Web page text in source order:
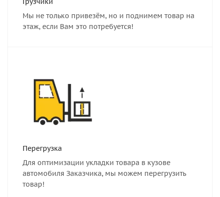
Мы не только привезём, но и поднимем товар на
этаж, если Вам это потребуется!
Перегрузка
Для оптимизации укладки товара в кузове
автомобиля Заказчика, мы можем перегрузить
товар!